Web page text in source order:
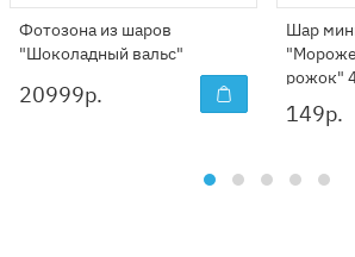
Фотозона из шаров
"Шоколадный вальс"
20999р.
Шар
рожок"
149р.